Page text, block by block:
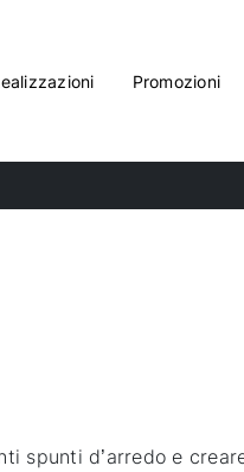
Promozioni
spunti d’arredo e